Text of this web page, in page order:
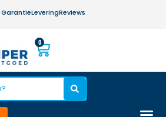
GarantieLeveringReviews
0